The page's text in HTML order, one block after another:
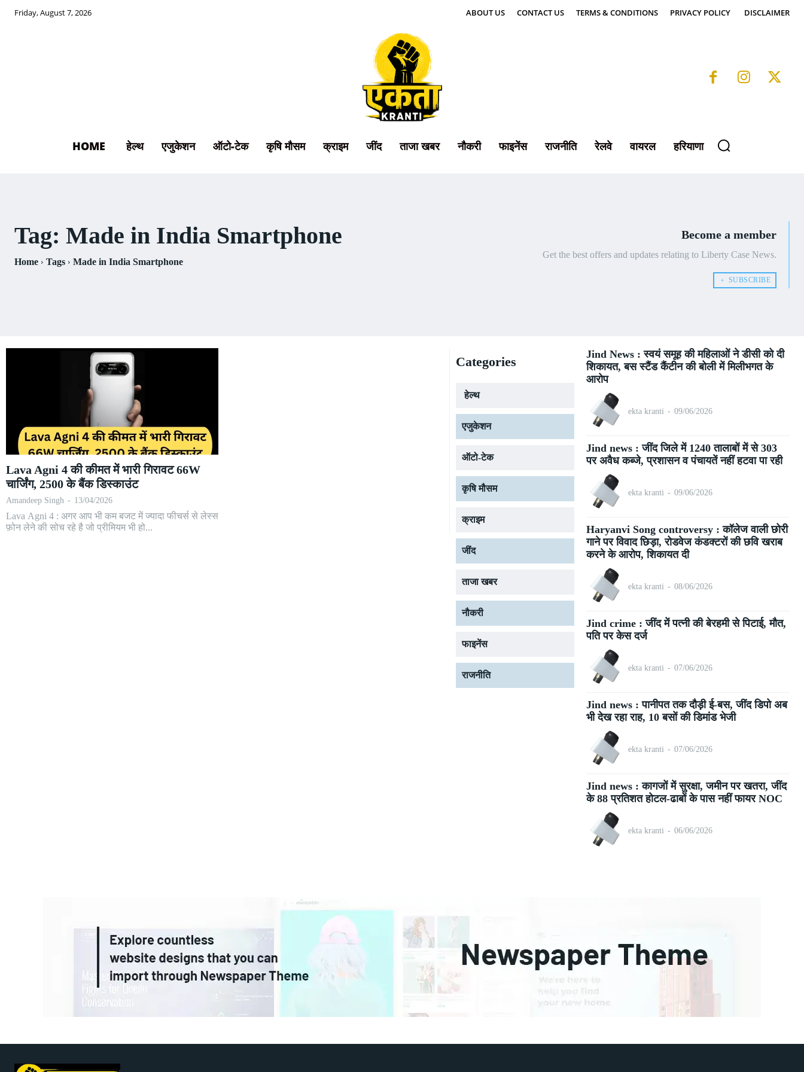
Friday, August 7, 2026 ABOUT US CONTACT US TERMS & CONDITIONS PRIVACY POLICY DISCLAIMER
HOME हेल्थ एजुकेशन ऑटो-टेक कृषि मौसम क्राइम जींद ताजा खबर नौकरी फाइनेंस राजनीति रेलवे वायरल हरियाणा
Tag: Made in India Smartphone
Home Tags Made in India Smartphone
Become a member
Get the best offers and updates relating to Liberty Case News.
﹢ SUBSCRIBE
Lava Agni 4 की कीमत में भारी गिरावट 66W
चार्जिंग, 2500 के बैंक डिस्काउंट
Amandeep Singh - 13/04/2026
Lava Agni 4 : अगर आप भी कम बजट में ज्यादा फीचर्स से लेस्स
फ़ोन लेने की सोच रहे है जो प्रीमियम भी हो...
Categories
हेल्थ
एजुकेशन
ऑटो-टेक
कृषि मौसम
क्राइम
जींद
ताजा खबर
नौकरी
फाइनेंस
राजनीति
Jind News : स्वयं समूह की महिलाओं ने डीसी को दी
शिकायत, बस स्टैंड कैंटीन की बोली में मिलीभगत के
आरोप
ekta kranti - 09/06/2026
Jind news : जींद जिले में 1240 तालाबों में से 303
पर अवैध कब्जे, प्रशासन व पंचायतें नहीं हटवा पा रही
ekta kranti - 09/06/2026
Haryanvi Song controversy : कॉलेज वाली छोरी
गाने पर विवाद छिड़ा, रोडवेज कंडक्टरों की छवि खराब
करने के आरोप, शिकायत दी
ekta kranti - 08/06/2026
Jind crime : जींद में पत्नी की बेरहमी से पिटाई, मौत,
पति पर केस दर्ज
ekta kranti - 07/06/2026
Jind news : पानीपत तक दौड़ी ई-बस, जींद डिपो अब
भी देख रहा राह, 10 बसों की डिमांड भेजी
ekta kranti - 07/06/2026
Jind news : कागजों में सुरक्षा, जमीन पर खतरा, जींद
के 88 प्रतिशत होटल-ढाबों के पास नहीं फायर NOC
ekta kranti - 06/06/2026